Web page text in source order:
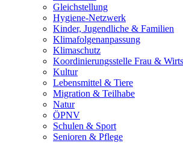
Gleichstellung
Hygiene-Netzwerk
Kinder, Jugendliche & Familien
Klimafolgenanpassung
Klimaschutz
Koordinierungsstelle Frau &
Kultur
Lebensmittel & Tiere
Migration & Teilhabe
Natur
ÖPNV
Schulen & Sport
Senioren & Pflege